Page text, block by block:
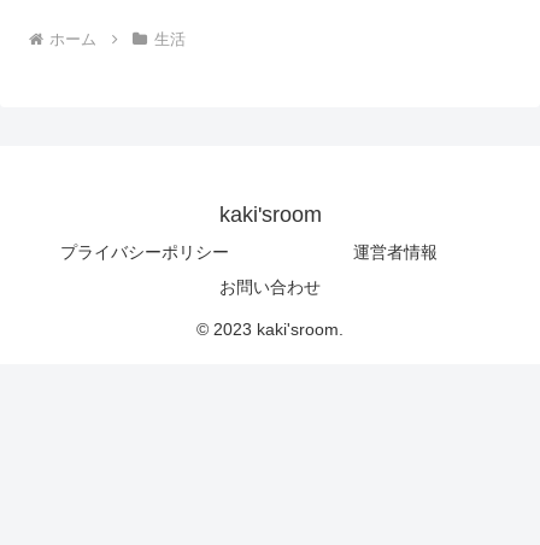
ホーム 生活
kaki'sroom
プライバシーポリシー
運営者情報
お問い合わせ
© 2023 kaki'sroom.